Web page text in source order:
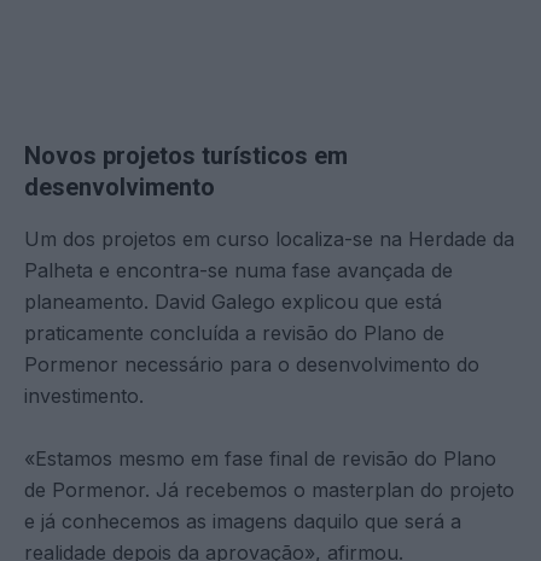
Novos projetos turísticos em
desenvolvimento
Um dos projetos em curso localiza-se na Herdade da
Palheta e encontra-se numa fase avançada de
planeamento. David Galego explicou que está
praticamente concluída a revisão do Plano de
Pormenor necessário para o desenvolvimento do
investimento.
«Estamos mesmo em fase final de revisão do Plano
de Pormenor. Já recebemos o masterplan do projeto
e já conhecemos as imagens daquilo que será a
realidade depois da aprovação», afirmou.